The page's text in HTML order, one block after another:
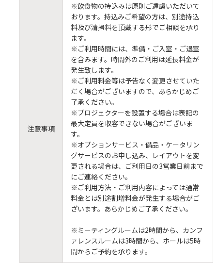
注意事項
※飲食物の持込みは原則ご遠慮いただいて
おります。持込みご希望の方は、別途持込
料及び清掃料を頂戴する形でご相談を承り
ます。
※ご利用時間には、準備・ご入室・ご退室
を含みます。時間外のご利用は延長料金が
発生致します。
※ご利用料金等は予告なく変更させていた
だく場合がございますので、あらかじめご
了承ください。
※プロジェクターを設置する場合は表記の
最大定員を収容できない場合がございま
す。
※オプションサービス・備品・ケータリン
グサービスのお申し込み、レイアウトを変
更される場合は、ご利用日の3営業日前まで
にご連絡ください。
※ご利用方法・ご利用内容によっては通常
料金とは別途割増料金が発生する場合がご
ざいます。あらかじめご了承ください。
※ミーティングルームは2時間から、カンフ
ァレンスルームは3時間から、ホールは5時
間からご予約を承ります。